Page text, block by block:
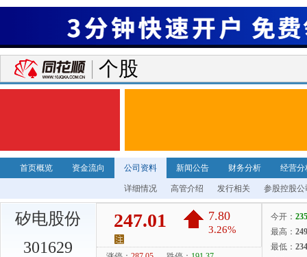
个股
首页概览 资金流向 公司资料 新闻公告 财务分析 经营分
详细情况 高管介绍 发行相关 参股控股公
矽电股份
301629